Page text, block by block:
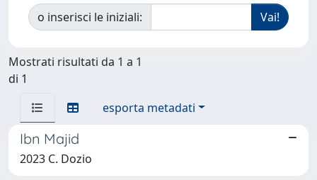
o inserisci le iniziali:
Mostrati risultati da 1 a 1
di 1
esporta metadati
Ibn Majid
2023 C. Dozio